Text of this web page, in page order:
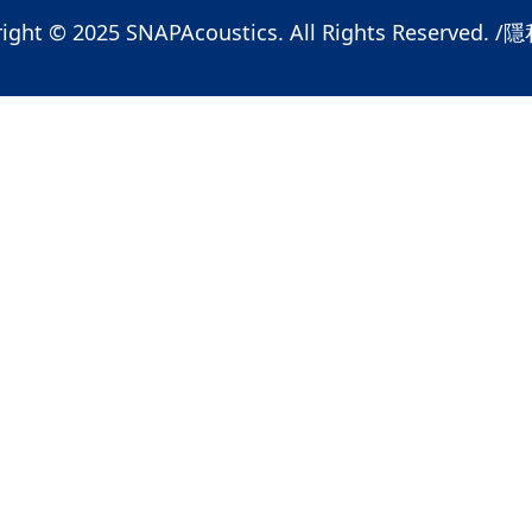
© 2025 SNAPAcoustics. All Rights Reserved. /隱